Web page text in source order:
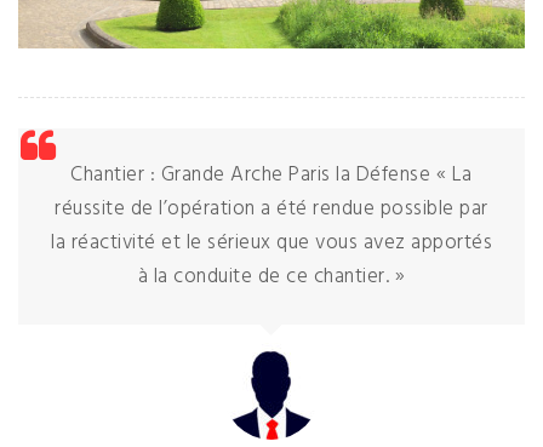
Chantier : Grande Arche Paris la Défense « La
réussite de l’opération a été rendue possible par
la réactivité et le sérieux que vous avez apportés
à la conduite de ce chantier. »